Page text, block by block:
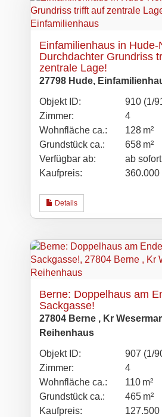
Einfamilienhaus in Hude-
Durchdachter Grundriss
zentrale Lage!
27798 Hude,
Objekt ID:
910 (1/
Zimmer:
4
Wohnfläche ca.:
128 m²
Grund­stück ca.:
658 m²
Verfügbar ab:
ab sofort
Kaufpreis:
360.000
Details
Berne: Doppelhaus am
Sackgasse!
27804 Berne , Kr
Reihenhaus
Objekt ID:
907 (1/
Zimmer:
4
Wohnfläche ca.:
110 m²
Grund­stück ca.:
465 m²
Kaufpreis:
127.500